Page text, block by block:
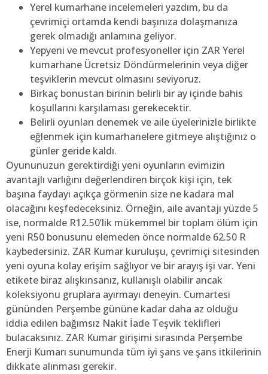
Yerel kumarhane incelemeleri yazdım, bu da
çevrimiçi ortamda kendi başınıza dolaşmanıza
gerek olmadığı anlamına geliyor.
Yepyeni ve mevcut profesyoneller için ZAR Yerel
kumarhane Ücretsiz Döndürmelerinin veya diğer
teşviklerin mevcut olmasını seviyoruz.
Birkaç bonustan birinin belirli bir ay içinde bahis
koşullarını karşılaması gerekecektir.
Belirli oyunları denemek ve aile üyelerinizle birlikte
eğlenmek için kumarhanelere gitmeye alıştığınız o
günler geride kaldı.
Oyununuzun gerektirdiği yeni oyunların evimizin
avantajlı varlığını değerlendiren birçok kişi için, tek
başına faydayı açıkça görmenin size ne kadara mal
olacağını keşfedeceksiniz. Örneğin, aile avantajı yüzde 5
ise, normalde R12.50’lik mükemmel bir toplam ölüm için
yeni R50 bonusunu elemeden önce normalde 62.50 R
kaybedersiniz. ZAR Kumar kuruluşu, çevrimiçi sitesinden
yeni oyuna kolay erişim sağlıyor ve bir arayış işi var. Yeni
etikete biraz alışkınsanız, kullanışlı olabilir ancak
koleksiyonu gruplara ayırmayı deneyin. Cumartesi
gününden Perşembe gününe kadar daha az olduğu
iddia edilen bağımsız Nakit İade Teşvik teklifleri
bulacaksınız. ZAR Kumar girişimi sırasında Perşembe
Enerji Kumarı sunumunda tüm iyi şans ve şans itkilerinin
dikkate alınması gerekir.